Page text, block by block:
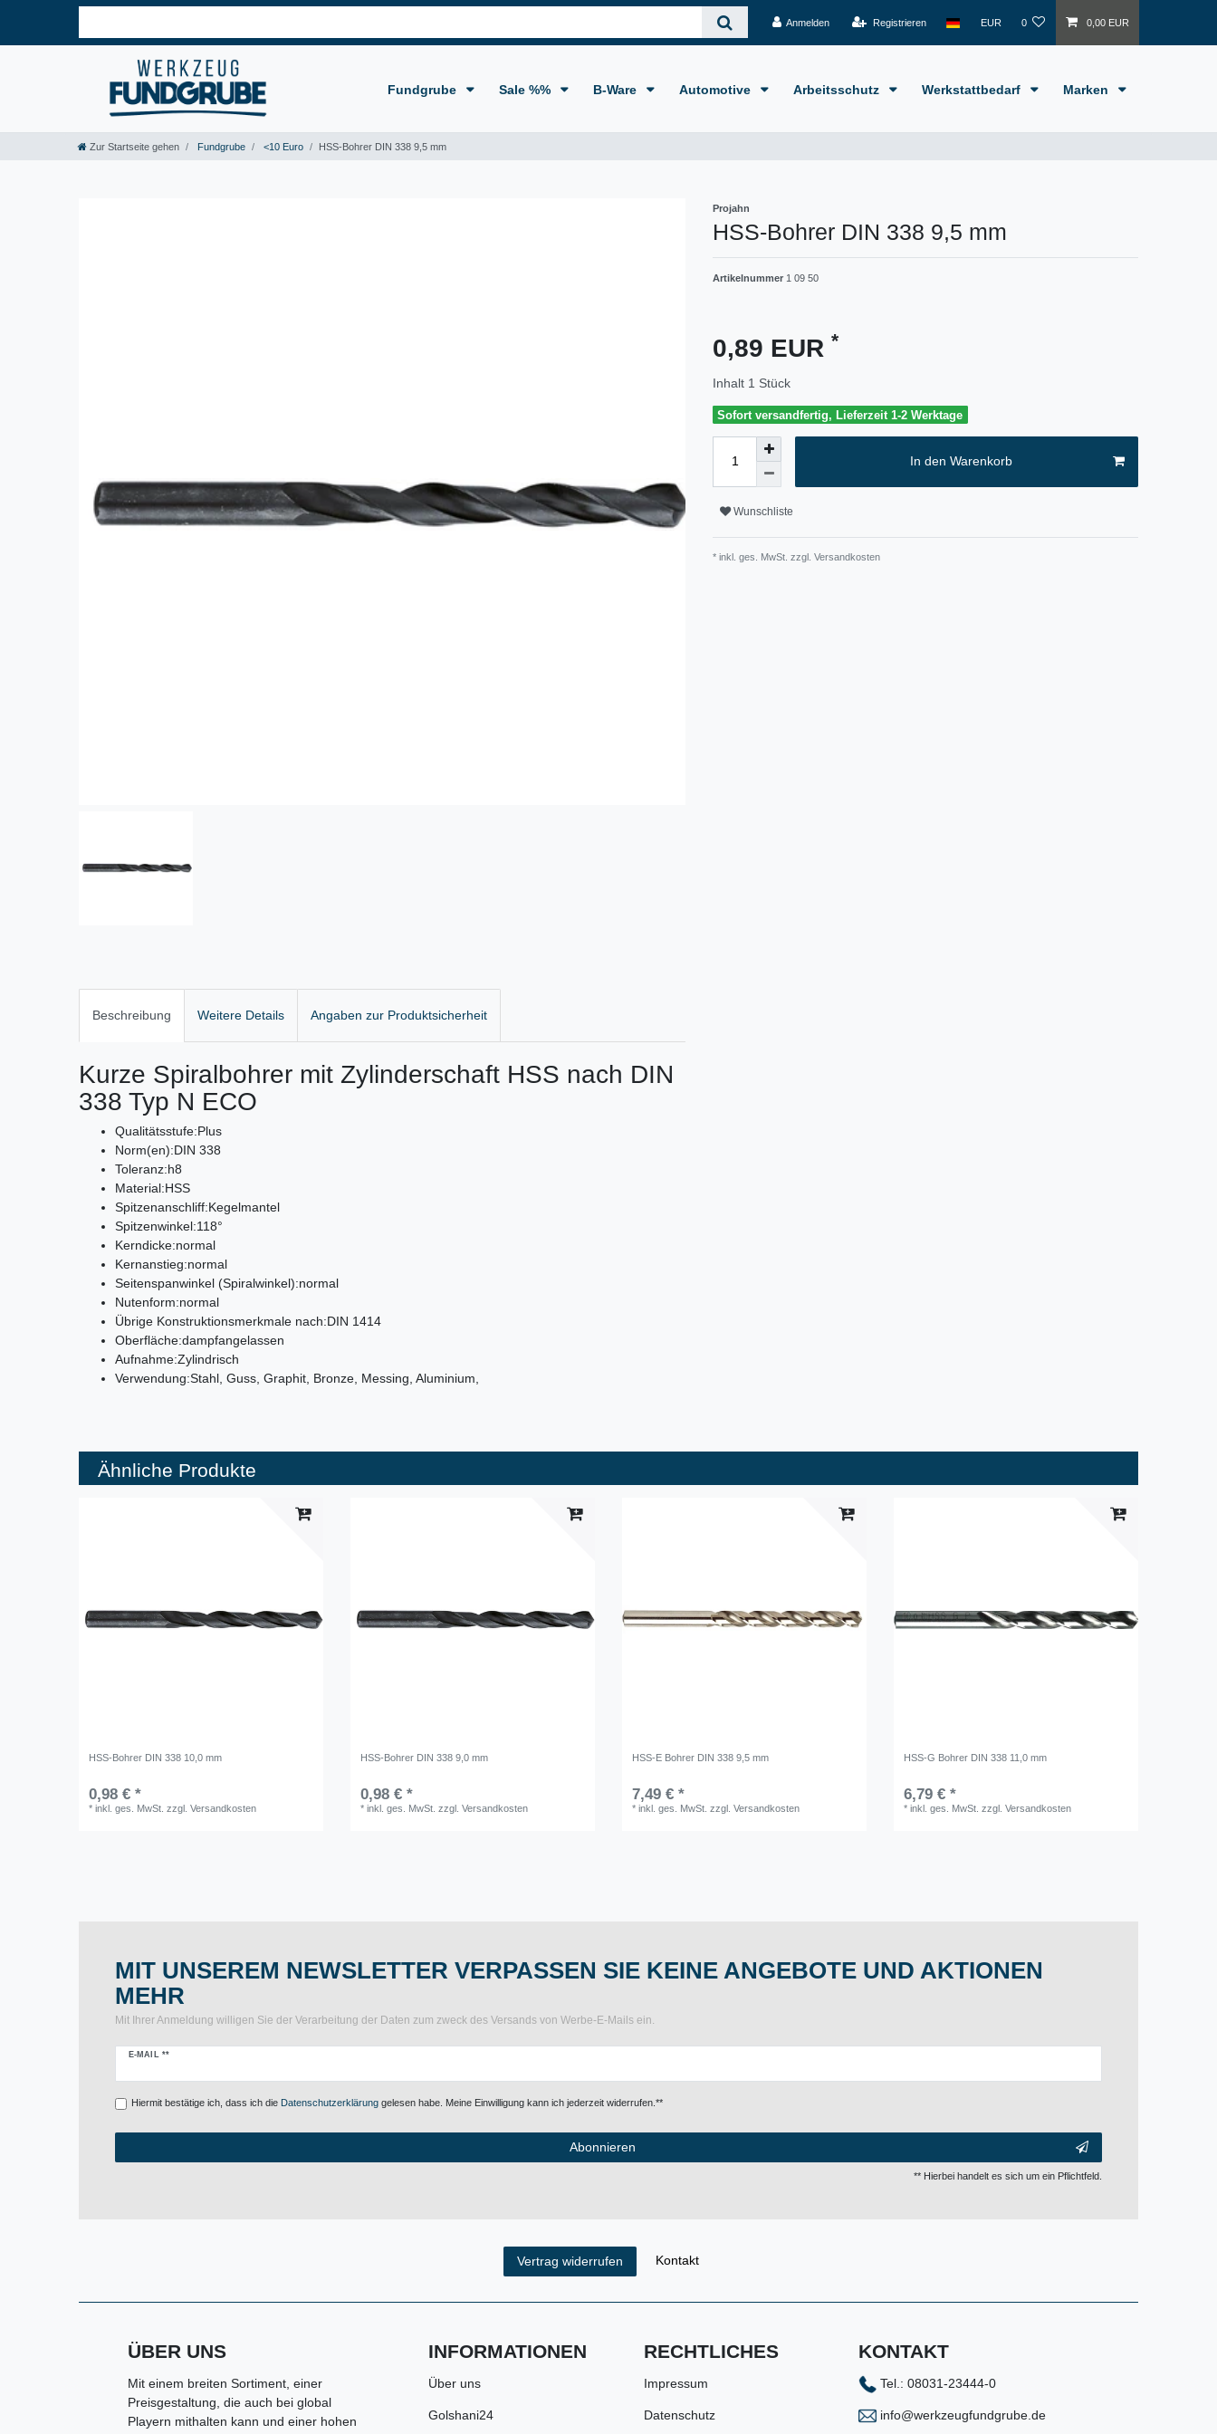
Anmelden Registrieren EUR 0 0,00 EUR
Fundgrube Sale %% B-Ware Automotive Arbeitsschutz Werkstattbedarf Marken
Zur Startseite gehen Fundgrube <10 Euro HSS-Bohrer DIN 338 9,5 mm
Projahn
HSS-Bohrer DIN 338 9,5 mm
Artikelnummer 1 09 50
0,89 EUR *
Inhalt 1 Stück
Sofort versandfertig, Lieferzeit 1-2 Werktage
In den Warenkorb
Wunschliste
* inkl. ges. MwSt. zzgl. Versandkosten
Beschreibung Weitere Details Angaben zur Produktsicherheit
Kurze Spiralbohrer mit Zylinderschaft HSS nach DIN
338 Typ N ECO
Qualitätsstufe:Plus
Norm(en):DIN 338
Toleranz:h8
Material:HSS
Spitzenanschliff:Kegelmantel
Spitzenwinkel:118°
Kerndicke:normal
Kernanstieg:normal
Seitenspanwinkel (Spiralwinkel):normal
Nutenform:normal
Übrige Konstruktionsmerkmale nach:DIN 1414
Oberfläche:dampfangelassen
Aufnahme:Zylindrisch
Verwendung:Stahl, Guss, Graphit, Bronze, Messing, Aluminium,
Ähnliche Produkte
HSS-Bohrer DIN 338 10,0 mm
0,98 € *
*inkl. ges. MwSt. zzgl.Versandkosten
HSS-Bohrer DIN 338 9,0 mm
0,98 € *
*inkl. ges. MwSt. zzgl.Versandkosten
HSS-E Bohrer DIN 338 9,5 mm
7,49 € *
*inkl. ges. MwSt. zzgl.Versandkosten
HSS-G Bohrer DIN 338 11,0 mm
6,79 € *
*inkl. ges. MwSt. zzgl.Versandkosten
MIT UNSEREM NEWSLETTER VERPASSEN SIE KEINE ANGEBOTE UND AKTIONEN
MEHR
Mit Ihrer Anmeldung willigen Sie der Verarbeitung der Daten zum zweck des Versands von Werbe-E-Mails ein.
E-MAIL **
Newsletter
Hiermit bestätige ich, dass ich die Daten­schutz­erklärunggelesen habe. Meine Einwilligung kann ich jederzeit widerrufen.**
Abonnieren
** Hierbei handelt es sich um ein Pflichtfeld.
Vertrag widerrufen Kontakt
ÜBER UNS
Mit einem breiten Sortiment, einer
Preisgestaltung, die auch bei global
Playern mithalten kann und einer hohen
INFORMATIONEN
Über uns
Golshani24
RECHTLICHES
Impressum
Datenschutz
KONTAKT
Tel.: 08031-23444-0
info@werkzeugfundgrube.de